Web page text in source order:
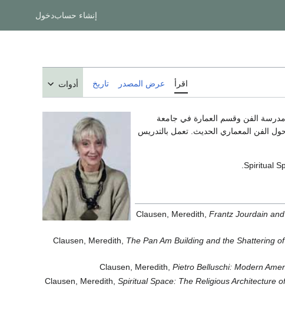
إنشاء حسابدخول
اقرأ عرض المصدر تاريخ أدوات
الفن المعماري الحديث. تعمل بالتدريس
Clausen, Meredith, Frantz Jourdain
Clausen, Meredith, The Pan Am Building and the Shattering
Clausen, Meredith, Pietro Belluschi: Modern
Clausen, Meredith, Spiritual Space: The Religious Architecture